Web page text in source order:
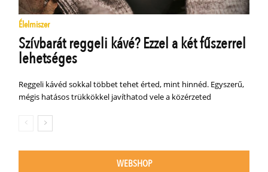
Élelmiszer
Szívbarát reggeli kávé? Ezzel a két fűszerrel
lehetséges
Reggeli kávéd sokkal többet tehet érted, mint hinnéd. Egyszerű,
mégis hatásos trükkökkel javíthatod vele a közérzeted
WEBSHOP